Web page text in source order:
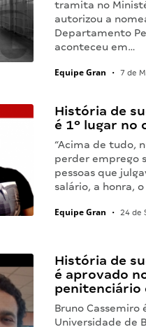
tramita no
autorizou a
Departamento
aconteceu em…
Equipe Gran • 7 de
História de
é 1º lugar no
“Acima de tudo,
perder emprego
pessoas que
salário, a honra,
Equipe Gran • 24 de
História de
é aprovado
penitenciário
Bruno
Universidade de